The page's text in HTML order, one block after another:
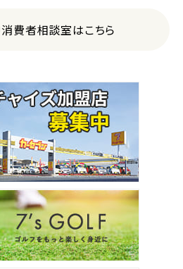
費者相談室はこちら